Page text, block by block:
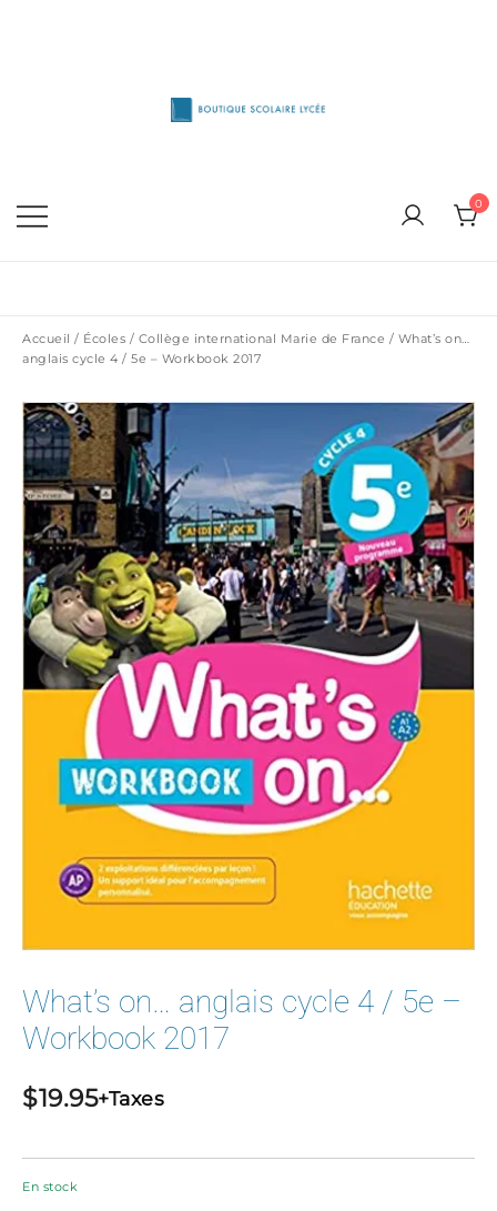
0
Accueil / Écoles / Collège international Marie de France / What’s on…
anglais cycle 4 / 5e – Workbook 2017
What’s on… anglais cycle 4 / 5e –
Workbook 2017
$19.95+Taxes
En stock